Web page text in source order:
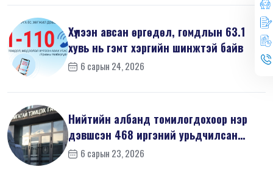
Хүлээн авсан өргөдөл, гомдлын 63.1
хувь нь гэмт хэргийн шинжтэй байв
6 сарын 24, 2026
Нийтийн албанд томилогдохоор нэр
дэвшсэн 468 иргэний урьдчилсан
мэдүүл...
6 сарын 23, 2026